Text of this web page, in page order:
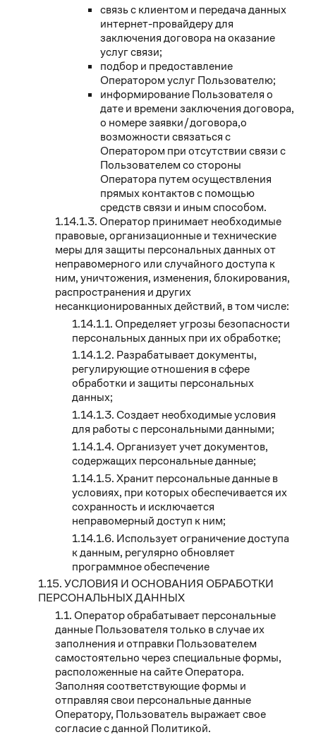
связь с клиентом и передача данных
интернет-провайдеру для
заключения договора на оказание
услуг связи;
подбор и предоставление
Оператором услуг Пользователю;
информирование Пользователя о
дате и времени заключения договора,
о номере заявки/договора,о
возможности связаться с
Оператором при отсутствии связи с
Пользователем со стороны
Оператора путем осуществления
прямых контактов с помощью
средств связи и иным способом.
Оператор принимает необходимые
правовые, организационные и технические
меры для защиты персональных данных от
неправомерного или случайного доступа к
ним, уничтожения, изменения, блокирования,
распространения и других
несанкционированных действий, в том числе:
Определяет угрозы безопасности
персональных данных при их обработке;
Разрабатывает документы,
регулирующие отношения в сфере
обработки и защиты персональных
данных;
Создает необходимые условия
для работы с персональными данными;
Организует учет документов,
содержащих персональные данные;
Хранит персональные данные в
условиях, при которых обеспечивается их
сохранность и исключается
неправомерный доступ к ним;
Использует ограничение доступа
к данным, регулярно обновляет
программное обеспечение
УСЛОВИЯ И ОСНОВАНИЯ ОБРАБОТКИ
ПЕРСОНАЛЬНЫХ ДАННЫХ
Оператор обрабатывает персональные
данные Пользователя только в случае их
заполнения и отправки Пользователем
самостоятельно через специальные формы,
расположенные на сайте Оператора.
Заполняя соответствующие формы и
отправляя свои персональные данные
Оператору, Пользователь выражает свое
согласие с данной Политикой.